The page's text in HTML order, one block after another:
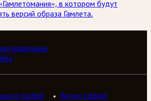
в котором будут
версий образа Гамлета.
пожелание
Орфей
Видео Орфей